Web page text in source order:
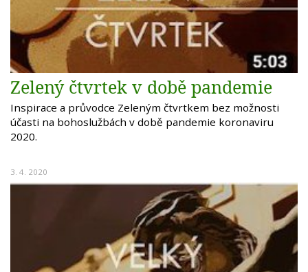
Zelený čtvrtek v době pandemie
Inspirace a průvodce Zeleným čtvrtkem bez možnosti
účasti na bohoslužbách v době pandemie koronaviru
2020.
3. 4. 2020